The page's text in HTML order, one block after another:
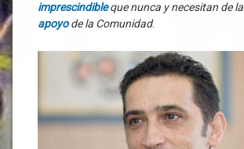
imprescindibleque nunca y necesitan de la
apoyode la Comunidad.